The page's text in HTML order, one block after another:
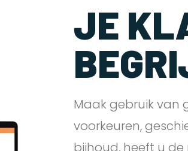
JE
Maak gebruik van
voorkeuren,
bijhoud, heeft u